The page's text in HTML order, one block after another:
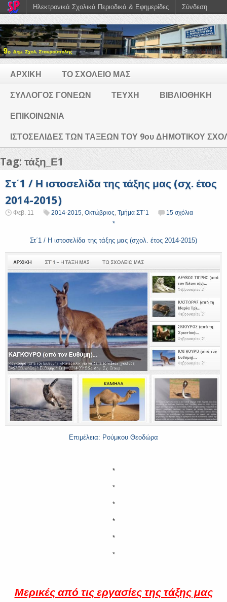
ΑΡΧΙΚΗ ΤΟ ΣΧΟΛΕΙΟ ΜΑΣ
ΣΥΛΛΟΓΟΣ ΓΟΝΕΩΝ ΤΕΥΧΗ ΒΙΒΛΙΟΘΗΚΗ
ΕΠΙΚΟΙΝΩΝΙΑ
ΙΣΤΟΣΕΛΙΔΕΣ ΤΩΝ ΤΑΞΕΩΝ ΤΟΥ 9ου ΔΗΜΟΤΙΚΟΥ
Tag: τάξη_Ε1
Στ΄1 / Η ιστοσελίδα της τάξης μας (σχ. έτος
2014-2015)
Φεβ. 11 2014-2015 Οκτώβριος Τμήμα ΣΤ΄1 15 σχόλια
*
Στ΄1 / Η ιστοσελίδα της τάξης μας (σχολ. έτος 2014-2015)
Επιμέλεια: Ρούμκου Θεοδώρα
*
*
*
*
*
*
Μερικές από τις εργασίες της τάξης μας
Ηλεκτρονικά Σχολικά Περιοδικά & Εφημερίδες Σύνδεση